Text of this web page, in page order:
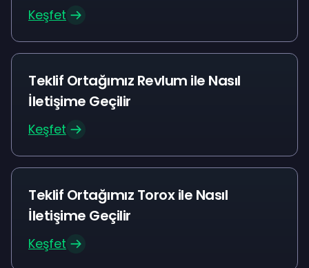
Keşfet
Teklif Ortağımız Revlum ile Nasıl
İletişime Geçilir
Keşfet
Teklif Ortağımız Torox ile Nasıl
İletişime Geçilir
Keşfet